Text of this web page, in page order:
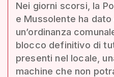
Nei giorni scorsi, la
e Mussolente ha
un’ordinanza
blocco definitivo di
presenti nel locale,
machine che non